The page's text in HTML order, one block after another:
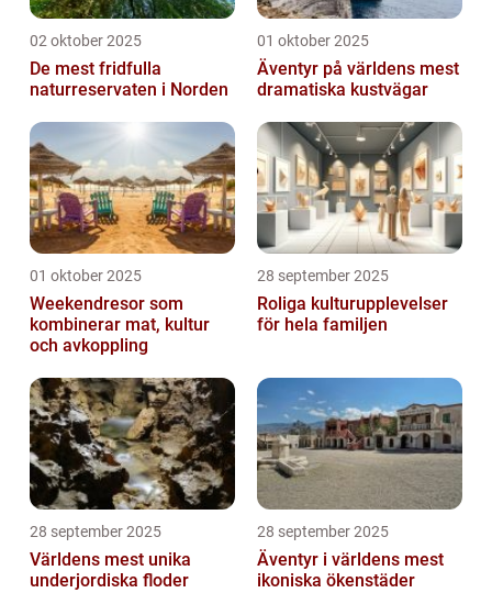
02 oktober 2025
De mest fridfulla
naturreservaten i Norden
01 oktober 2025
Äventyr på världens mest
dramatiska kustvägar
01 oktober 2025
Weekendresor som
kombinerar mat, kultur
och avkoppling
28 september 2025
Roliga kulturupplevelser
för hela familjen
28 september 2025
Världens mest unika
underjordiska floder
28 september 2025
Äventyr i världens mest
ikoniska ökenstäder